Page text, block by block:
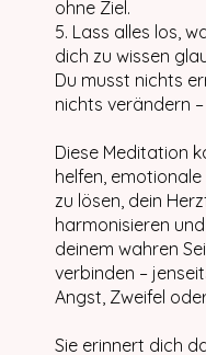
ohne Ziel.
5. Lass alles los,
dich zu wissen
Du musst nichts
nichts verändern –
Diese Meditation
helfen,
zu lösen, dein
harmonisieren
deinem wahren
verbinden –
Angst, Zweifel
Sie erinnert dich